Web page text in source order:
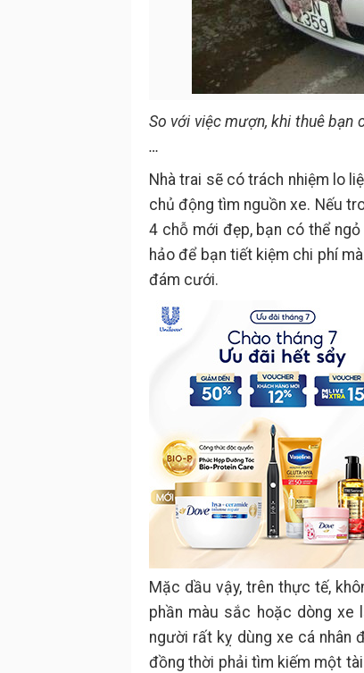
So với việc mượn, khi thuê bạn
…
Nhà trai sẽ có trách nhiệm lo
chủ động tìm nguồn xe. Nếu
4 chỗ mới đẹp, bạn có thể ngỏ
hảo để bạn tiết kiệm chi phí
đám cưới.
Mặc dầu vậy, trên thực tế,
phần màu sắc hoặc dòng xe
người rất kỵ dùng xe cá nhân
đồng thời phải tìm kiếm một